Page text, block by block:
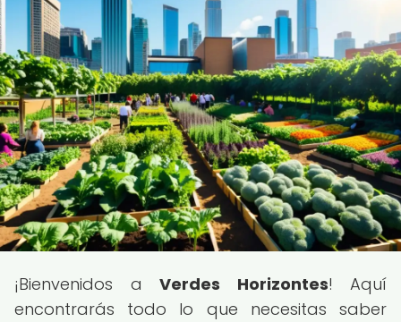
¡Bienvenidos a Verdes Horizontes! Aquí
encontrarás todo lo que necesitas saber